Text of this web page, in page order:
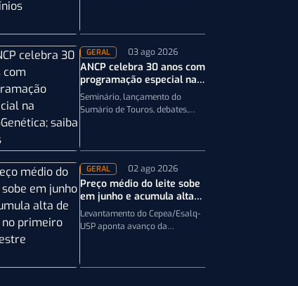
transformar uma única…
GERAL 03 ago 2026
ANCP celebra 30 anos com
programação especial na
ExpoGenética; saiba mais
Seminário, lançamento do
Sumário de Touros, debates,
programação da entidade
durante a…
GERAL 02 ago 2026
Preço médio do leite sobe
em junho e acumula alta
de 33% no primeiro
semestre
Levantamento do Cepea/Esalq-
USP aponta avanço da
derivados e pela oferta limitada